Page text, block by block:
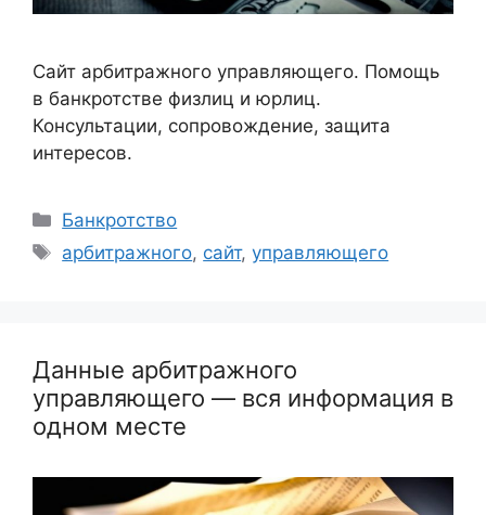
Сайт арбитражного управляющего. Помощь
в банкротстве физлиц и юрлиц.
Консультации, сопровождение, защита
интересов.
Рубрики
Банкротство
Метки
арбитражного, сайт,управляющего
Данные арбитражного
управляющего — вся информация в
одном месте